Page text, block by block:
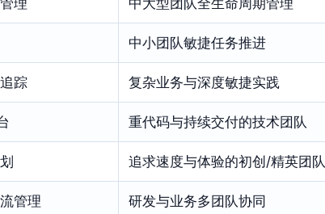
理 中大型团队全生命周期管理
中小团队敏捷任务推进
踪 复杂业务与深度敏捷实践
重代码与持续交付的技术团队
追求速度与体验的初创/精英团队
管理 研发与业务多团队协同